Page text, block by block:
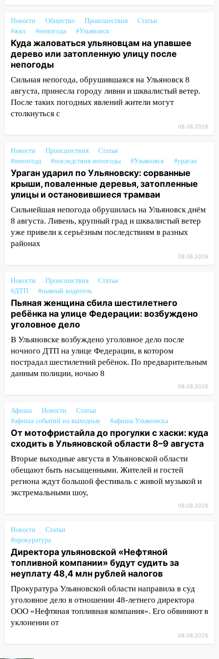
14:12
Куда жаловаться ульяновцам на
упавшее дерево или затопленную улицу
после непогоды
13:59 В Новом городе ураганным
ветром сорвало опалубку со
строящегося дома
13:54 В мэрии Ульяновска рассказали,
как устраняют последствия мощного
шторма
Ульяновск: дерево рухнуло на дом на
Орджоникидзе
13:47 На Нижней Террасе мощным
ветром вырвало дерево с корнем
13:46 Сильный ветер сорвал крышу с
СТО на проспекте Созидателей
13:35 Непогода продолжает бить по
транспорту: в Ульяновске трамвай
13:22
Упавшие деревья перекрыли
дороги в Ульяновске: фото
13:17 Непогода в Ульяновске не
закончится сегодня: сильные ливни
сохранятся 9 августа
13:15 Трижды «брал в долг» без спроса:
житель Вешкаймского района похитил у
знакомого 191 тысячу рублей
13:12
Дерево пробило крышу дома на
Новгородской в Ульяновске и рухнуло
на электрощит
13:10
В Заволжском районе дерево
упало во дворе
13:08 Ураган ударил по Ульяновску:
сорванные крыши, поваленные деревья,
затопленные улицы и остановившиеся
12:17
Ульяновск накрыл крупный град:
после ливня город снова уходит под
воду
12:12 Прокуратура взяла на контроль
ДТП с шестилетним ребёнком на улице
Федерации
12:01 Пьяная женщина сбила
шестилетнего ребёнка на улице
Федерации: возбуждено уголовное дело
Новости Общество Происшествия
Статьи
#жкх
#непогода #Ульяновск
Куда жаловаться ульяновцам на упавшее
дерево или затопленную улицу после
непогоды
Сильная непогода, обрушившаяся на Ульяновск 8
августа, принесла городу ливни и шквалистый ветер.
После таких погодных явлений жители могут
столкнуться с
08.08.2026
Новости Происшествия
Статьи
#непогода
#последствия непогоды #Ульяновск #ураган
Ураган ударил по Ульяновску: сорванные
крыши, поваленные деревья, затопленные
улицы и остановившиеся трамваи
Сильнейшая непогода обрушилась на Ульяновск днём
8 августа. Ливень, крупный град и шквалистый ветер
уже привели к серьёзным последствиям в разных
районах
08.08.2026
Новости Происшествия
Статьи
#ДТП
#пьяный водитель
Пьяная женщина сбила шестилетнего
ребёнка на улице Федерации: возбуждено
уголовное дело
В Ульяновске возбуждено уголовное дело после
ночного ДТП на улице Федерации, в котором
пострадал шестилетний ребёнок. По предварительным
данным полиции, ночью 8
08.08.2026
Афиша Новости
Статьи
#афиша событий на выходные
#афиша Ульяновска
От мотофристайла до прогулки с хаски: куда
сходить в Ульяновской области 8–9 августа
Вторые выходные августа в Ульяновской области
обещают быть насыщенными. Жителей и гостей
региона ждут большой фестиваль с живой музыкой и
экстремальными шоу,
08.08.2026
Новости
Статьи
#прокуратура
Директора ульяновской «Нефтяной
топливной компании» будут судить за
неуплату 48,4 млн рублей налогов
Прокуратура Ульяновской области направила в суд
уголовное дело в отношении 48-летнего директора
ООО «Нефтяная топливная компания». Его обвиняют в
уклонении от
08.08.2026